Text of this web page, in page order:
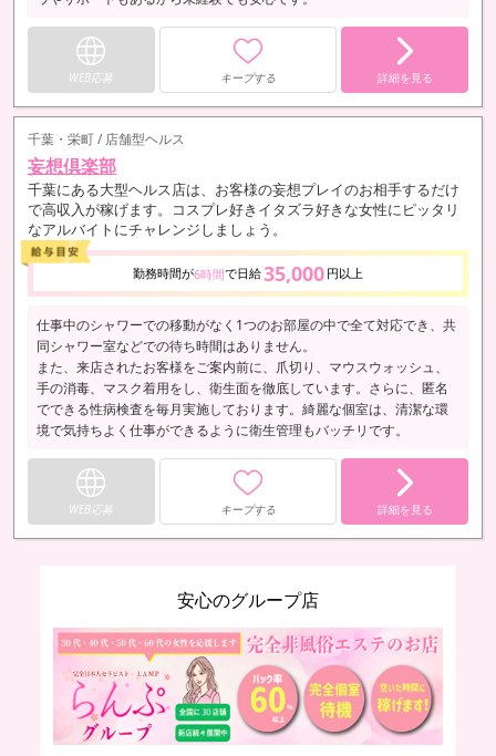
WEB応募 キープする 詳細を見る
千葉・栄町 / 店舗型ヘルス
妄想倶楽部
千葉にある大型ヘルス店は、お客様の妄想プレイのお相手するだけ
で高収入が稼げます。コスプレ好きイタズラ好きな女性にピッタリ
なアルバイトにチャレンジしましょう。
勤務時間が6時間で日給35,000 円以上
仕事中のシャワーでの移動がなく1つのお部屋の中で全て対応でき、共
同シャワー室などでの待ち時間はありません。
また、来店されたお客様をご案内前に、爪切り、マウスウォッシュ、
手の消毒、マスク着用をし、衛生面を徹底しています。さらに、匿名
でできる性病検査を毎月実施しております。綺麗な個室は、清潔な環
境で気持ちよく仕事ができるように衛生管理もバッチリです。
WEB応募 キープする 詳細を見る
安心のグループ店